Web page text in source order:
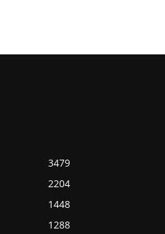
3479
2204
1448
1288